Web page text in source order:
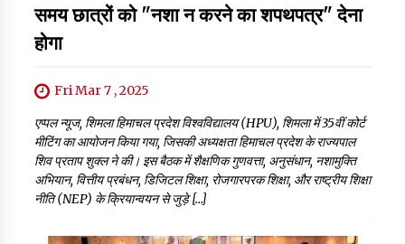
समय छात्रों को "नशा न करने का शपथपत्र" देना
होगा
Fri Mar 7 , 2025
एप्पल न्यूज, शिमला हिमाचल प्रदेश विश्वविद्यालय (HPU), शिमला में 35वीं कोर्ट
मीटिंग का आयोजन किया गया, जिसकी अध्यक्षता हिमाचल प्रदेश के राज्यपाल
शिव प्रताप शुक्ल ने की। इस बैठक में शैक्षणिक गुणवत्ता, अनुसंधान, नशामुक्ति
अभियान, वित्तीय प्रबंधन, डिजिटल शिक्षा, रोजगारपरक शिक्षा, और राष्ट्रीय शिक्षा
नीति (NEP) के क्रियान्वयन से जुड़े […]